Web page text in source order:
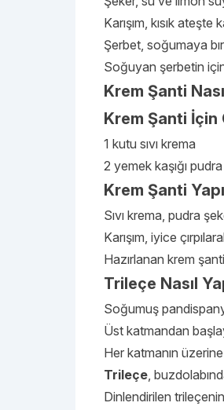
Karışım, kısık ateşte
Şerbet, soğumaya
Soğuyan şerbetin
Krem Şanti
Krem Şanti İçin
1 kutu sıvı krema
2 yemek kaşığı
Krem Şanti
Sıvı krema, pudra
Karışım, iyice
Hazırlanan krem
Trileçe Nasıl
Soğumuş
Üst katmandan
Her katmanın
Trileçe,
Dinlendirilen trileçenin